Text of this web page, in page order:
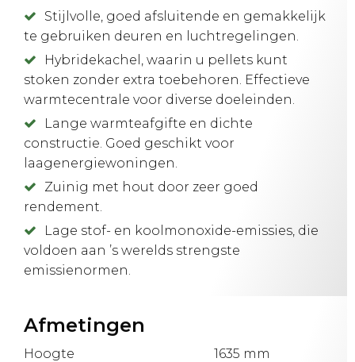
Stijlvolle, goed afsluitende en gemakkelijk
te gebruiken deuren en luchtregelingen.
Hybridekachel, waarin u pellets kunt
stoken zonder extra toebehoren. Effectieve
warmtecentrale voor diverse doeleinden.
Lange warmteafgifte en dichte
constructie. Goed geschikt voor
laagenergiewoningen.
Zuinig met hout door zeer goed
rendement.
Lage stof- en koolmonoxide-emissies, die
voldoen aan ’s werelds strengste
emissienormen.
Afmetingen
Hoogte
1635 mm